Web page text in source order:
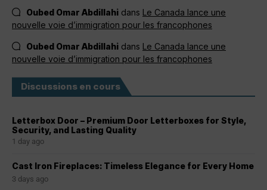
Oubed Omar Abdillahi dans Le Canada lance une
nouvelle voie d’immigration pour les francophones
Oubed Omar Abdillahi dans Le Canada lance une
nouvelle voie d’immigration pour les francophones
Discussions en cours
Letterbox Door – Premium Door Letterboxes for Style,
Security, and Lasting Quality
1 day ago
Cast Iron Fireplaces: Timeless Elegance for Every Home
3 days ago